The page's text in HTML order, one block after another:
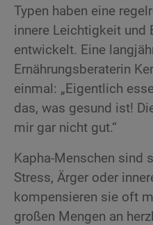
Typen haben eine
innere Leichtigkeit und
entwickelt. Eine
Ernährungsberaterin
einmal: „Eigentlich
das, was gesund ist!
mir gar nicht gut.“
Kapha-Menschen sind
Stress, Ärger oder
kompensieren sie oft
großen Mengen an